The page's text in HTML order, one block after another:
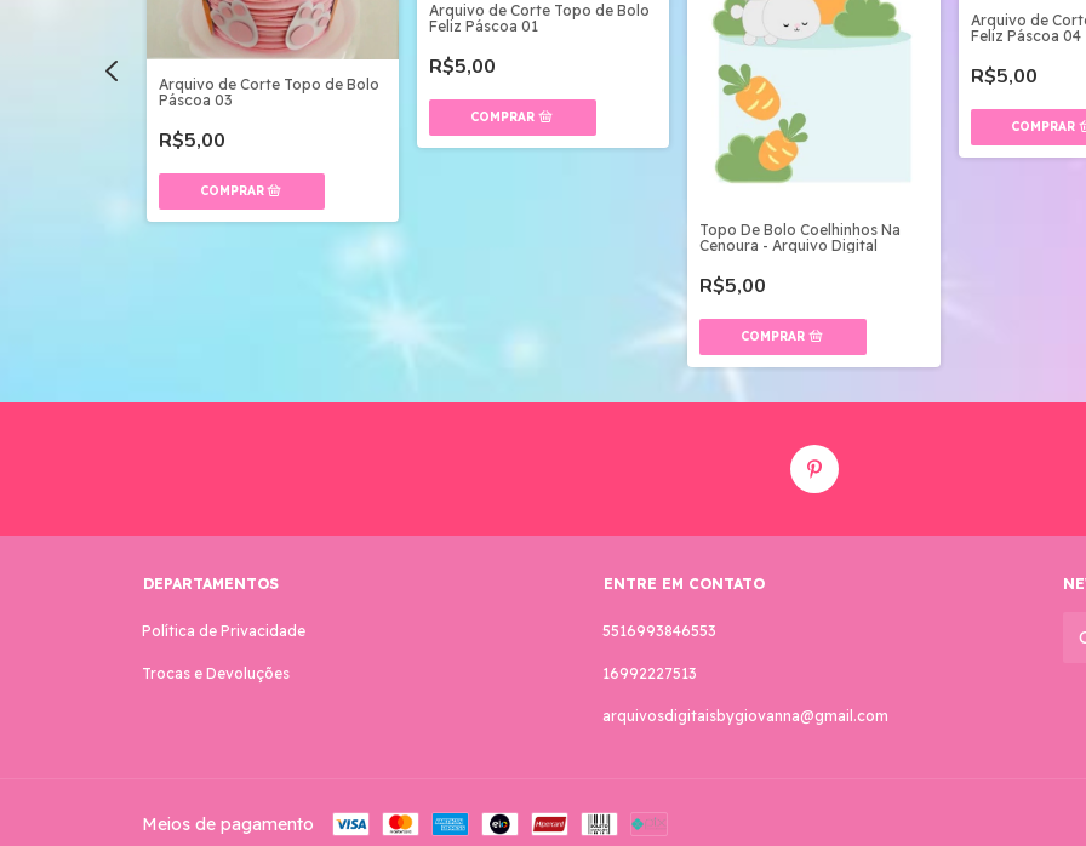
Arquivo de Corte Topo de Bolo
Páscoa 03
R$5,00
Arquivo de Corte Topo de Bolo
Feliz Páscoa 01
R$5,00
Topo De Bolo Coelhinhos Na
Cenoura - Arquivo Digital
R$5,00
Arquivo de
Feliz Páscoa 04
R$5,00
DEPARTAMENTOS
Política de Privacidade
Trocas e Devoluções
ENTRE EM CONTATO
5516993846553
16992227513
arquivosdigitaisbygiovanna@gmail.com
Meios de pagamento